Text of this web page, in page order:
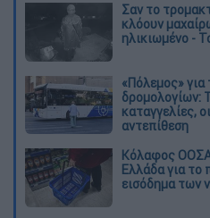
Σαν το
κλόουν
ηλικιωμένο -
«Πόλεμος»
δρομολογίων:
καταγγελίες,
αντεπίθεση
Κόλαφος
Ελλάδα για το
εισόδημα των